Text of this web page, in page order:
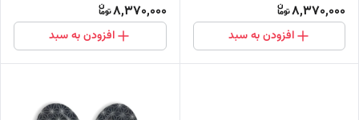
8,370,000
افزودن به سبد
8,370,000
افزودن به سبد